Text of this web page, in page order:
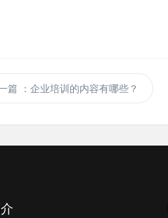
篇 ：企业培训的内容有哪些？